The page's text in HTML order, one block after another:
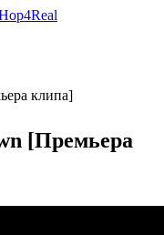
клипа]
[Премьера